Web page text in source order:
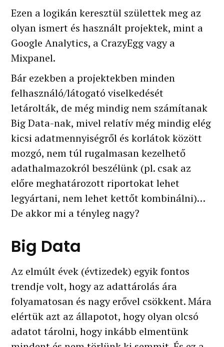
Ezen a logikán keresztül születtek meg az
olyan ismert és használt projektek, mint a
Google Analytics, a CrazyEgg vagy a
Mixpanel.
Bár ezekben a projektekben minden
felhasználó/látogató viselkedését
letárolták, de még mindig nem számítanak
Big Data-nak, mivel relatív még mindig elég
kicsi adatmennyiségről és korlátok között
mozgó, nem túl rugalmasan kezelhető
adathalmazokról beszélünk (pl. csak az
előre meghatározott riportokat lehet
legyártani, nem lehet kettőt kombinálni)…
De akkor mi a tényleg nagy?
Big Data
Az elmúlt évek (évtizedek) egyik fontos
trendje volt, hogy az adattárolás ára
folyamatosan és nagy erővel csökkent. Mára
elértük azt az állapotot, hogy olyan olcsó
adatot tárolni, hogy inkább elmentünk